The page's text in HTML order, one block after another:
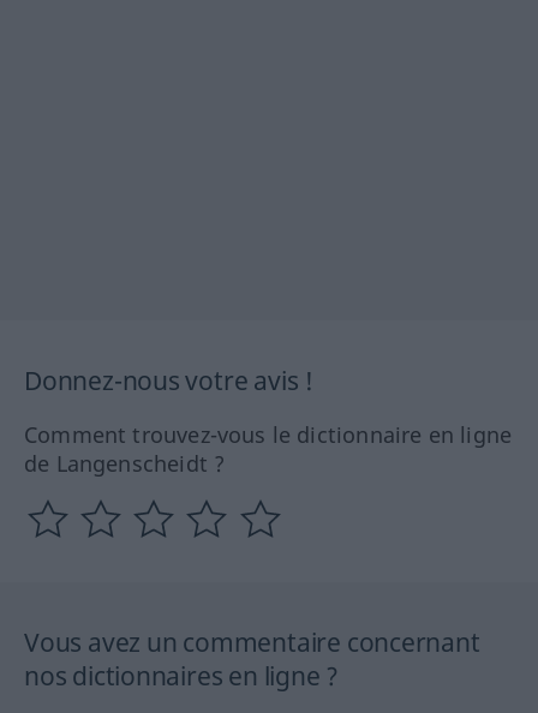
Donnez-nous votre avis !
Comment trouvez-vous le dictionnaire en ligne
de Langenscheidt ?
Vous avez un commentaire concernant
nos dictionnaires en ligne ?